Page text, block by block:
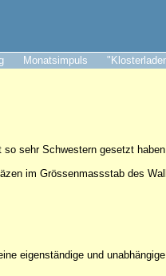
Monatsimpuls
sehr Schwestern gesetzt
im Grössenmassstab des
eigenständige und unabhängige